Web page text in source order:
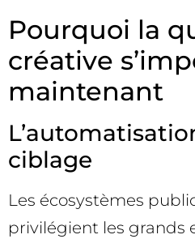
Pourquoi la
créative
maintenant
ciblage
Les écosystèmes
privilégient les grands